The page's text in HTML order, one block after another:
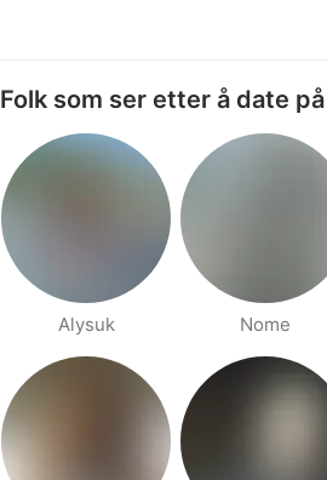
Folk som ser etter å date
Alysuk Nome